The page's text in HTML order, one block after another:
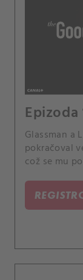
Glassman a
pokračoval
což se mu
pomáhá
ale později
která mu